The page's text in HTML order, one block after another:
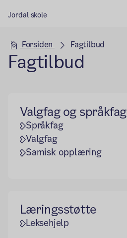
Jordal skole
Hovedseksjon
Forsiden Fagtilbud
Fagtilbud
Valgfag og språkfag
Språkfag
Valgfag
Samisk opplæring
Læringsstøtte
Leksehjelp